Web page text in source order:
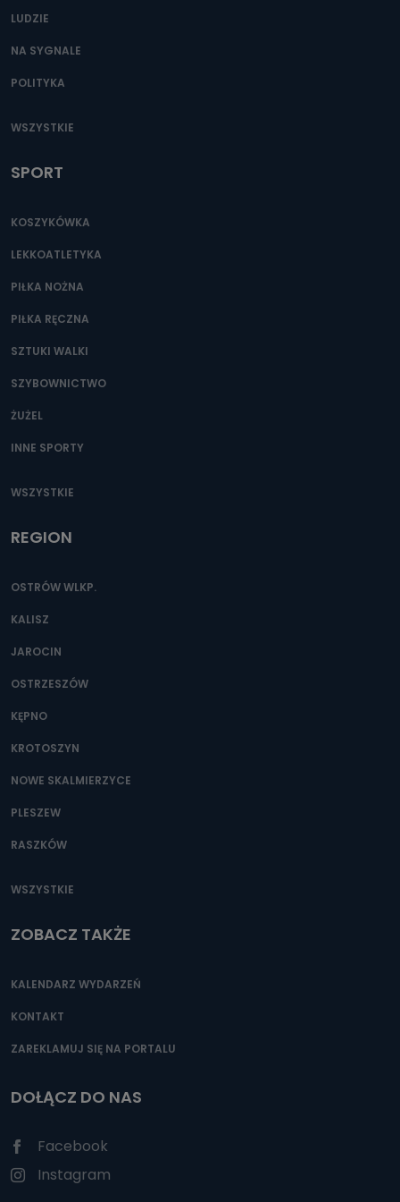
danych osobowych są pracownicy i współpracownicy
oraz partnerzy wspomagający administratora w jego
Jak skontaktować się z inspektorem
danych osobowych?
Można to zrobić pod numerem telefonu 62 735-51-05 lub
e-mailowo pod adresem: poczta@tvproart.pl
LUDZIE
NA SYGNALE
POLITYKA
WSZYSTKIE
SPORT
KOSZYKÓWKA
LEKKOATLETYKA
PIŁKA NOŻNA
PIŁKA RĘCZNA
SZTUKI WALKI
SZYBOWNICTWO
ŻUŻEL
INNE SPORTY
WSZYSTKIE
REGION
OSTRÓW WLKP.
KALISZ
JAROCIN
OSTRZESZÓW
KĘPNO
KROTOSZYN
NOWE SKALMIERZYCE
PLESZEW
RASZKÓW
WSZYSTKIE
ZOBACZ TAKŻE
KALENDARZ WYDARZEŃ
KONTAKT
ZAREKLAMUJ SIĘ NA PORTALU
DOŁĄCZ DO NAS
Facebook
Instagram